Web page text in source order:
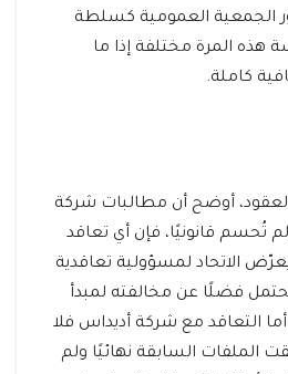
الجمعية العمومية كسلطة
هذه المرة مختلفة إذا ما
كاملة.
أوضح أن مطالبات شركة
تُحسم قانونيًا، فإن أي تعاقد
الاتحاد لمسؤولية تعاقدية
فضلًا عن مخالفته لمبدأ
التعاقد مع شركة أديداس فلا
الملفات السابقة نهائيًا ولم